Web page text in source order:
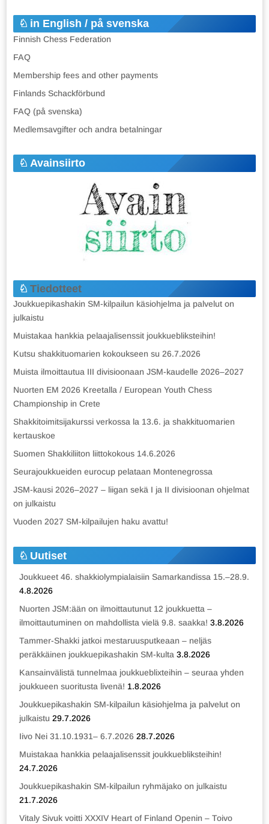
in English / på svenska
Finnish Chess Federation
FAQ
Membership fees and other payments
Finlands Schackförbund
FAQ (på svenska)
Medlemsavgifter och andra betalningar
Avainsiirto
Tiedotteet
Joukkuepikashakin SM-kilpailun käsiohjelma ja palvelut on
julkaistu
Muistakaa hankkia pelaajalisenssit joukkuebliksteihin!
Kutsu shakkituomarien kokoukseen su 26.7.2026
Muista ilmoittautua III divisioonaan JSM-kaudelle 2026–2027
Nuorten EM 2026 Kreetalla / European Youth Chess
Championship in Crete
Shakkitoimitsijakurssi verkossa la 13.6. ja shakkituomarien
kertauskoe
Suomen Shakkiliiton liittokokous 14.6.2026
Seurajoukkueiden eurocup pelataan Montenegrossa
JSM-kausi 2026–2027 – liigan sekä I ja II divisioonan ohjelmat
on julkaistu
Vuoden 2027 SM-kilpailujen haku avattu!
Uutiset
Joukkueet 46. shakkiolympialaisiin Samarkandissa 15.–28.9.
4.8.2026
Nuorten JSM:ään on ilmoittautunut 12 joukkuetta –
ilmoittautuminen on mahdollista vielä 9.8. saakka! 3.8.2026
Tammer-Shakki jatkoi mestaruusputkeaan – neljäs
peräkkäinen joukkuepikashakin SM-kulta 3.8.2026
Kansainvälistä tunnelmaa joukkueblixteihin – seuraa yhden
joukkueen suoritusta livenä! 1.8.2026
Joukkuepikashakin SM-kilpailun käsiohjelma ja palvelut on
julkaistu 29.7.2026
Iivo Nei 31.10.1931– 6.7.2026 28.7.2026
Muistakaa hankkia pelaajalisenssit joukkuebliksteihin!
24.7.2026
Joukkuepikashakin SM-kilpailun ryhmäjako on julkaistu
21.7.2026
Vitaly Sivuk voitti XXXIV Heart of Finland Openin – Toivo